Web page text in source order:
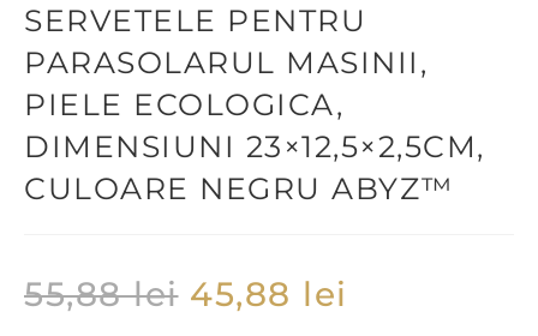
SERVETELE PENTRU
PARASOLARUL MASINII,
PIELE ECOLOGICA,
DIMENSIUNI 23×12,5×2,5CM,
CULOARE NEGRU ABYZ™
55,88lei 45,88 lei